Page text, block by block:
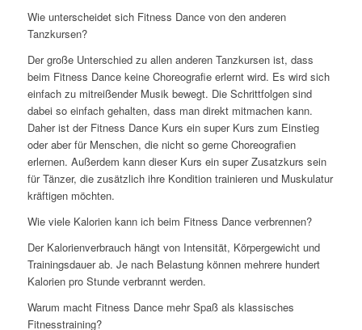
Wie unterscheidet sich Fitness Dance von den anderen
Tanzkursen?
Der große Unterschied zu allen anderen Tanzkursen ist, dass
beim Fitness Dance keine Choreografie erlernt wird. Es wird sich
einfach zu mitreißender Musik bewegt. Die Schrittfolgen sind
dabei so einfach gehalten, dass man direkt mitmachen kann.
Daher ist der Fitness Dance Kurs ein super Kurs zum Einstieg
oder aber für Menschen, die nicht so gerne Choreografien
erlernen. Außerdem kann dieser Kurs ein super Zusatzkurs sein
für Tänzer, die zusätzlich ihre Kondition trainieren und Muskulatur
kräftigen möchten.
Wie viele Kalorien kann ich beim Fitness Dance verbrennen?
Der Kalorienverbrauch hängt von Intensität, Körpergewicht und
Trainingsdauer ab. Je nach Belastung können mehrere hundert
Kalorien pro Stunde verbrannt werden.
Warum macht Fitness Dance mehr Spaß als klassisches
Fitnesstraining?